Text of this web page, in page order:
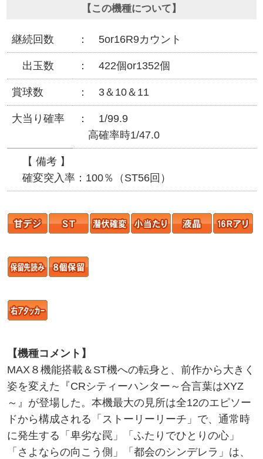
【この機種について】
継続回数 5or16R9カウント
出玉数 422個or1352個
賞球数 3＆10＆11
大当り確率
1/99.9
高確率時1/47.0
【 備考 】
確変突入率：100％（ST56回）
【機種コメント】
MAX８機能搭載＆ST機への転身と、前作から大きく
姿を変えた『CRシティーハンター～合言葉はXYZ
～』が登場した。本機最大の見所は全12のエピソー
ドから構成される「ストーリーリーチ」で、通常時
に発生する「卑劣な罠」「ふたりでひとりの心」
「さよならの向こう側」「都会のシンデレラ」は、